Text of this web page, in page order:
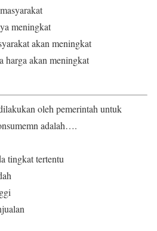
meningkat
akan meningkat
harga akan meningkat
oleh pemerintah untuk
adalah….
tingkat tertentu